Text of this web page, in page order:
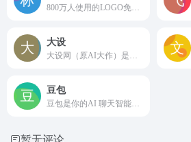
大设
豆包
暂无评论